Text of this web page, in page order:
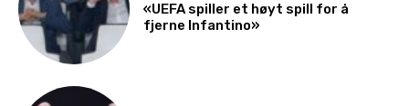
«UEFA spiller et høyt spill for å
fjerne Infantino»